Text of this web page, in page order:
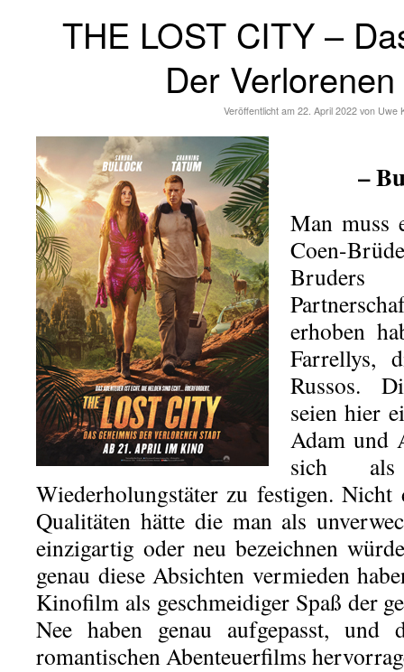
THE LOST CITY –
Der
Veröffentlicht am 22. April 2022 von Uwe
–
Man muss
Coen-
erhoben
Farrellys,
Russos.
seien hier
Adam und
sich als
Wiederholungstäter zu festigen.
Qualitäten hätte die man als
einzigartig oder neu bezeichnen
genau diese Absichten vermieden
Kinofilm als geschmeidiger Spaß der
Nee haben genau aufgepasst, und
romantischen Abenteuerfilms